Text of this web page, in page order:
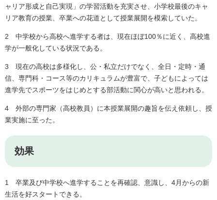
ャリア形成と自己実現」の学習活動を充実させ、小学校最後のキャ
リア教育の授業、卒業への花道として授業展開を模索していた。
2 中学校から高校へ進学する者は、現在ほぼ100％に近く、高校進
学が一般化している状況である。
3 現在の高校は多様化し、公・私立だけでなく、全日・定時・通
信、専門科・コース等のカリキュラムが豊富で、子どもによっては
進学先でスポーツをはじめとする部活動に関心が高いと思われる。
4 外部の専門家（高校教員）に本授業展開の趣旨を伝え依頼し、授
業実施に至った。
効果
1 卒業及び中学校へ進学することを再確認、意識し、4月からの新
生活を好スタートできる。